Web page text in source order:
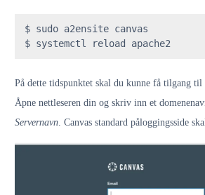
$ sudo a2ensite canvas
$ systemctl reload apache2
På dette tidspunktet skal du kunne få tilgang til
Åpne nettleseren din og skriv inn et
Servernavn . Canvas standard påloggingsside